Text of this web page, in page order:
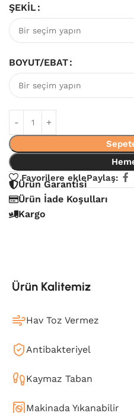
ŞEKIL
BOYUT/EBAT
Favorilere eklePaylaş:
Ürün Garantisi
Ürün İade Koşulları
Kargo
Ürün Kalitemiz
Hav Toz Vermez
Antibakteriyel
Kaymaz Taban
Makinada Yıkanabilir